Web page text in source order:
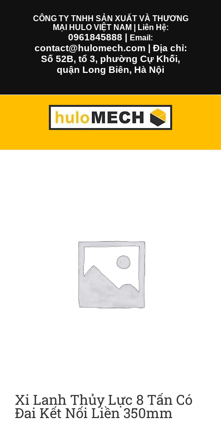
CÔNG TY TNHH SẢN XUẤT VÀ THƯƠNG
MẠI HULO VIỆT NAM | Liên Hệ:
0961845888 Email:
contact@hulomech.com | Địa chỉ:
Số 52B, tổ 3, phường Cự Khối,
quận Long Biên, Hà Nội
Xi Lanh Thủy Lực 8 Tấn Có
Đai Kết Nối Liền 350mm